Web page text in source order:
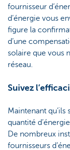
fournisseur
d’énergie vous
figure la
d’une
solaire que vous
réseau.
Suivez
Maintenant
quantité
De nombreux
fournisseurs